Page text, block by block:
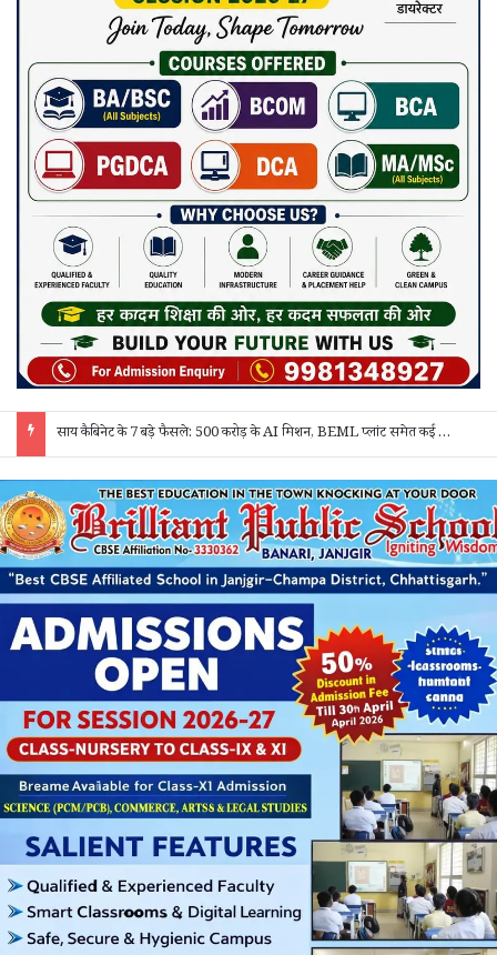
साय कैबिनेट के 7 बड़े फैसले: 500 करोड़ के AI मिशन, BEML प्लांट समेत कई अहम प्रस्तावों को मंजूरी